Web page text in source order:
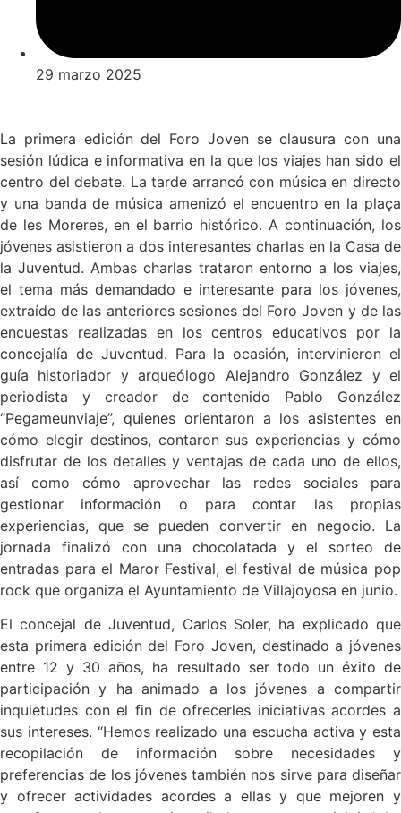
29 marzo 2025
La primera edición del Foro Joven se clausura con una
sesión lúdica e informativa en la que los viajes han sido el
centro del debate. La tarde arrancó con música en directo
y una banda de música amenizó el encuentro en la plaça
de les Moreres, en el barrio histórico. A continuación, los
jóvenes asistieron a dos interesantes charlas en la Casa de
la Juventud. Ambas charlas trataron entorno a los viajes,
el tema más demandado e interesante para los jóvenes,
extraído de las anteriores sesiones del Foro Joven y de las
encuestas realizadas en los centros educativos por la
concejalía de Juventud. Para la ocasión, intervinieron el
guía historiador y arqueólogo Alejandro González y el
periodista y creador de contenido Pablo González
“Pegameunviaje”, quienes orientaron a los asistentes en
cómo elegir destinos, contaron sus experiencias y cómo
disfrutar de los detalles y ventajas de cada uno de ellos,
así como cómo aprovechar las redes sociales para
gestionar información o para contar las propias
experiencias, que se pueden convertir en negocio. La
jornada finalizó con una chocolatada y el sorteo de
entradas para el Maror Festival, el festival de música pop
rock que organiza el Ayuntamiento de Villajoyosa en junio.
El concejal de Juventud, Carlos Soler, ha explicado que
esta primera edición del Foro Joven, destinado a jóvenes
entre 12 y 30 años, ha resultado ser todo un éxito de
participación y ha animado a los jóvenes a compartir
inquietudes con el fin de ofrecerles iniciativas acordes a
sus intereses. “Hemos realizado una escucha activa y esta
recopilación de información sobre necesidades y
preferencias de los jóvenes también nos sirve para diseñar
y ofrecer actividades acordes a ellas y que mejoren y